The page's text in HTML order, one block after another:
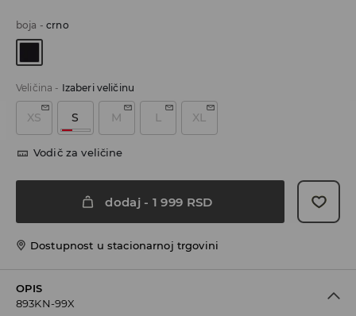
boja -crno
Veličina - Izaberi veličinu
XS S M L XL
Vodič za veličine
dodaj- 1 999 RSD
Dostupnost u stacionarnoj trgovini
OPIS
893KN-99X